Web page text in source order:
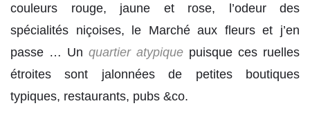
couleurs rouge, jaune et rose, l’odeur des
spécialités niçoises, le Marché aux fleurs et j’en
passe … Un quartier atypique puisque ces ruelles
étroites sont jalonnées de petites boutiques
typiques, restaurants, pubs &co.